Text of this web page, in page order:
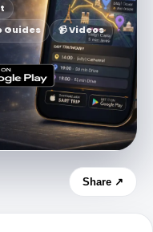
Guides 📹 Videos
Share ↗